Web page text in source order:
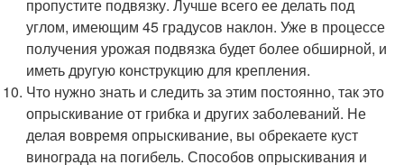
пропустите подвязку. Лучше всего ее делать под
углом, имеющим 45 градусов наклон. Уже в процессе
получения урожая подвязка будет более обширной, и
иметь другую конструкцию для крепления.
Что нужно знать и следить за этим постоянно, так это
опрыскивание от грибка и других заболеваний. Не
делая вовремя опрыскивание, вы обрекаете куст
винограда на погибель. Способов опрыскивания и